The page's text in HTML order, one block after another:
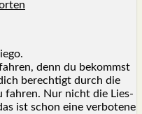
denn du bekommst
berech­tigt durch die
fah­ren. Nur nicht die Lies­
ist schon eine ver­bo­te­ne